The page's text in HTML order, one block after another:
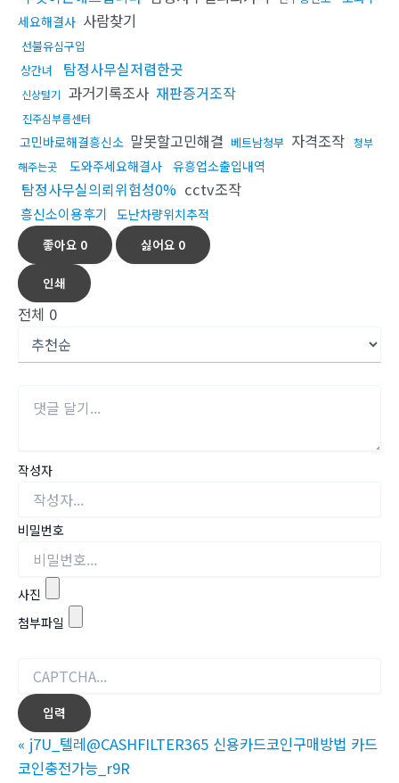
세요해결사 사람찾기
선불유심구입
상간녀
탐정사무실저렴한곳
신상털기 과거기록조사 재판증거조작
진주심부름센터
고민바로해결흥신소 말못할고민해결 베트남청부 자격조작 청부
해주는곳
도와주세요해결사 유흥업소출입내역
탐정사무실의뢰위험성0% cctv조작
흥신소이용후기 도난차량위치추적
좋아요 0 싫어요 0
인쇄
전체 0
작성자
비밀번호
사진
첨부파일
« j7U_텔레@CASHFILTER365 신용카드코인구매방법 카드
코인충전가능_r9R